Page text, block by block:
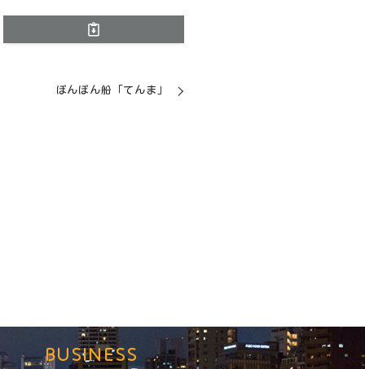
ぽんぽん船「てんま」
BUSINESS